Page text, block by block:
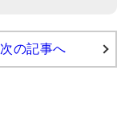
次の記事へ